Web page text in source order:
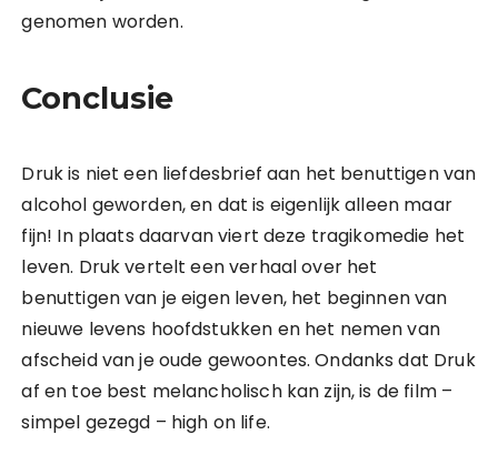
genomen worden.
Conclusie
Druk is niet een liefdesbrief aan het benuttigen van
alcohol geworden, en dat is eigenlijk alleen maar
fijn! In plaats daarvan viert deze tragikomedie het
leven. Druk vertelt een verhaal over het
benuttigen van je eigen leven, het beginnen van
nieuwe levens hoofdstukken en het nemen van
afscheid van je oude gewoontes. Ondanks dat Druk
af en toe best melancholisch kan zijn, is de film –
simpel gezegd – high on life.